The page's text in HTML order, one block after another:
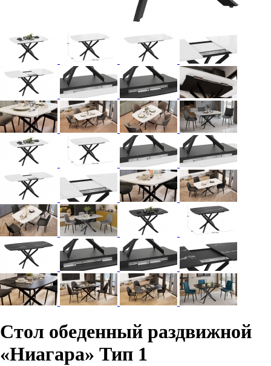
Стол обеденный раздвижной
«Ниагара» Тип 1